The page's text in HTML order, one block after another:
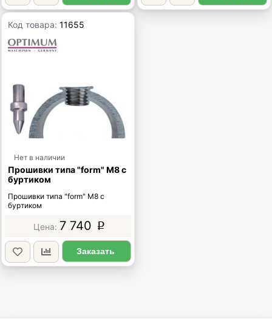
Код товара:11655
Нет в наличии
Прошивки типа "form" М8 с
буртиком
Прошивки типа "form" М8 с
буртиком
7 740 p
Заказать